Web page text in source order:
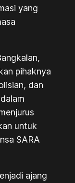
yang
pihaknya
dan
untuk
SARA
ajang